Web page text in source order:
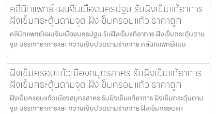
คลีนิกแพทย์แผนจีนเมืองนครปฐม รับฝังเข็มแก้อาการ
ฝังเข็มกระตุ้นตามจุด ฝังเข็มครอบแก้ว ราคาถูก
คลีนิกแพทย์แผนจีนเมืองนครปฐม รับฝังเข็มแก้อาการ ฝังเข็มกระตุ้นตาม
จุด บรรเทาอาการและ ความเจ็บปวดตามร่างกาย คลีนิกแพทย์แผน
ฝังเข็มครอบแก้วเมืองสมุทรสาคร รับฝังเข็มแก้อาการ
ฝังเข็มกระตุ้นตามจุด ฝังเข็มครอบแก้ว ราคาถูก
ฝังเข็มครอบแก้วเมืองสมุทรสาคร รับฝังเข็มแก้อาการ ฝังเข็มกระตุ้นตาม
จุด บรรเทาอาการและ ความเจ็บปวดตามร่างกาย ฝังเข็มครอบแก